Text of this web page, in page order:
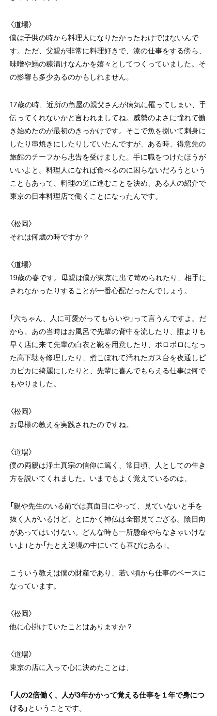
〈道場〉
僕は子供の時から料理人になりたかったわけではないんで
す。ただ、父親が非常に料理好きで、漆の仕事をする傍ら、
味噌や鰯の糠漬けなんかを嬉々としてつくっていました。そ
の影響も多少あるのかもしれません。
17歳の時、近所の魚屋の親父さんが病気に罹ってしまい、手
伝ってくれないかと言われましてね。威勢のよさに憧れて働
き始めたのが最初のきっかけです。そこで魚を捌いて刺身に
したり串焼きにしたりしていたんですが、ある時、得意先の
旅館のチーフから忠告を受けました。手に職をつけたほうが
いいよと。料理人になれば食べるのに困らないだろうという
こともあって、料理の道に進むことを決め、ある人の紹介で
東京の日本料理店で働くことになったんです。
〈松岡〉
それは何歳の時ですか？
〈道場〉
19歳の春です。母親は僕が東京に出て苛められたり、相手に
されなかったりすることが一番心配だったんでしょう。
「六ちゃん、人に可愛がってもらいや」って言うんですよ。だ
から、あの当時はお風呂で先輩の背中を流したり、誰よりも
早く店に来て先輩の白衣と靴を用意したり、ボロボロになっ
た高下駄を修理したり、煮こぼれて汚れたガス台を夜通しピ
カピカに綺麗にしたりと、先輩に喜んでもらえる仕事は何で
もやりました。
〈松岡〉
お母様の教えを実践されたのですね。
〈道場〉
僕の両親は浄土真宗の信仰に篤く、常日頃、人としての生き
方を説いてくれました。いまでもよく覚えているのは、
「親や先生のいる前では真面目にやって、見ていないと手を
抜く人がいるけど、とにかく神仏は全部見てござる。陰日向
があってはいけない。どんな時も一所懸命やらなきゃいけな
いよ」とか「たとえ逆境の中にいても喜びはある」。
こういう教えは僕の財産であり、若い頃から仕事のベースに
なっています。
〈松岡〉
他に心掛けていたことはありますか？
〈道場〉
東京の店に入って心に決めたことは、
「人の2倍働く、人が3年かかって覚える仕事を１年で身につ
ける」ということです。